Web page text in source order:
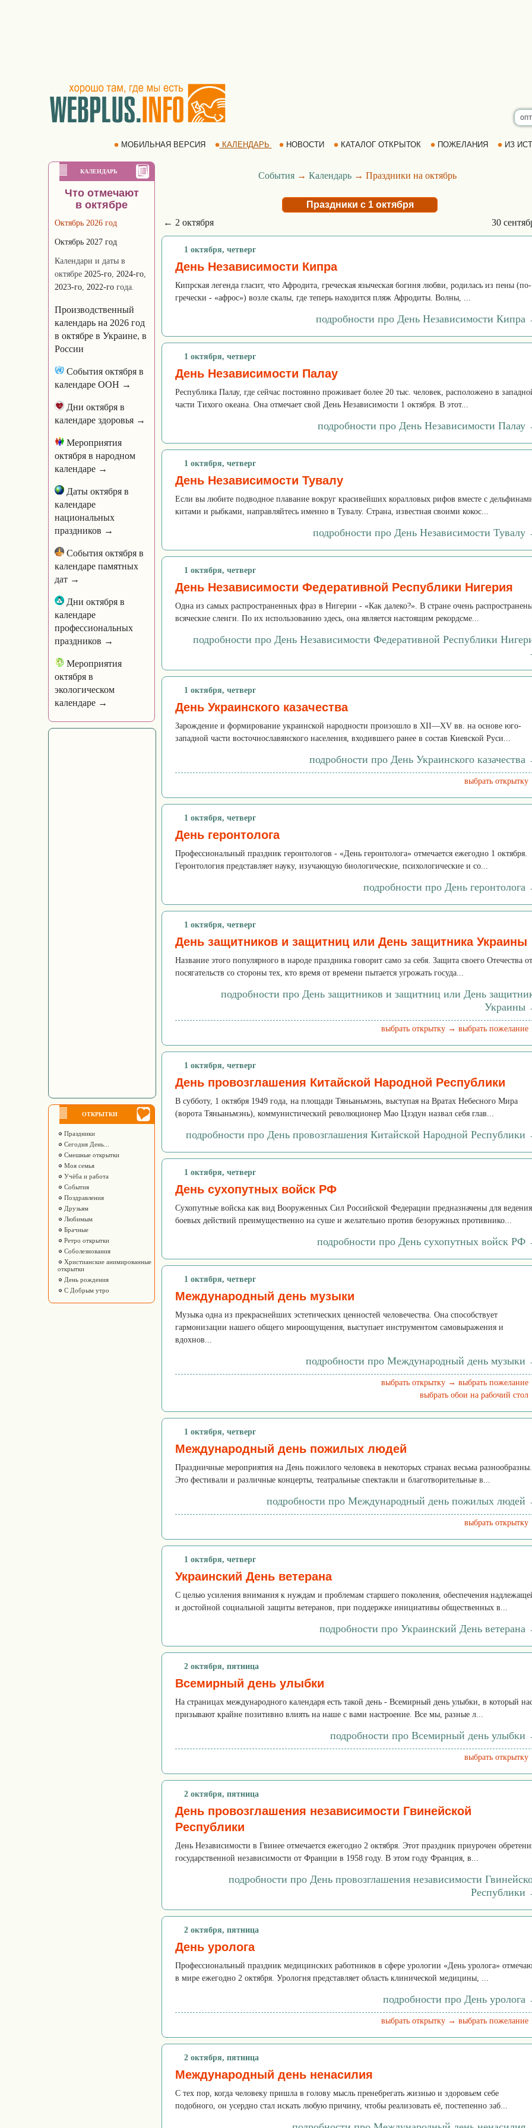
МОБИЛЬНАЯ ВЕРСИЯ КАЛЕНДАРЬ НОВОСТИ КАТАЛОГ ОТКРЫТОК ПОЖЕЛАНИЯ ИЗ
КАЛЕНДАРЬ
Что отмечают
в октябре
Октябрь 2026 год
Октябрь 2027 год
Календари и даты в
октябре 2025-го, 2024-го,
2023-го, 2022-го года.
Производственный
календарь на 2026 год
в октябре в Украине, в
России
События октября в
календаре ООН →
Дни октября в
календаре здоровья →
Мероприятия
октября в народном
календаре →
Даты октября в
календаре
национальных
праздников →
События октября в
календаре памятных
дат →
Дни октября в
календаре
профессиональных
праздников →
Мероприятия
октября в
экологическом
календаре →
ОТКРЫТКИ
Праздники
Сегодня День...
Смешные открытки
Моя семья
Учёба и работа
События
Поздравления
Друзьям
Любимым
Брачные
Ретро открытки
Соболезнования
Христианские анимированные
открытки
День рождения
С Добрым утро
События → Календарь → Праздники на октябрь
Праздники с 1 октября
← 2 октября
30
1 октября, четверг
День Независимости Кипра
Кипрская легенда гласит, что Афродита, греческая языческая богиня любви, родилась из пены (по-
гречески - «афрос») возле скалы, где теперь находится пляж Афродиты. Волны, ...
подробности про День Независимости Кипра
1 октября, четверг
День Независимости Палау
Республика Палау, где сейчас постоянно проживает более 20 тыс. человек, расположено в
части Тихого океана. Она отмечает свой День Независимости 1 октября. В этот...
подробности про День Независимости Палау
1 октября, четверг
День Независимости Тувалу
Если вы любите подводное плавание вокруг красивейших коралловых рифов вместе с
китами и рыбками, направляйтесь именно в Тувалу. Страна, известная своими кокос...
подробности про День Независимости Тувалу
1 октября, четверг
День Независимости Федеративной Республики Нигерия
Одна из самых распространенных фраз в Нигерии - «Как далеко?». В стране очень
всяческие сленги. По их использованию здесь, она является настоящим рекордсме...
подробности про День Независимости Федеративной Республики
1 октября, четверг
День Украинского казачества
Зарождение и формирование украинской народности произошло в XII—XV вв. на основе юго-
западной части восточнославянского населения, входившего ранее в состав Киевской Руси...
подробности про День Украинского казачества
выбрать
1 октября, четверг
День геронтолога
Профессиональный праздник геронтологов - «День геронтолога» отмечается ежегодно 1 октября.
Геронтология представляет науку, изучающую биологические, психологические и со...
подробности про День геронтолога
1 октября, четверг
День защитников и защитниц или День защитника Украины
Название этого популярного в народе праздника говорит само за себя. Защита своего Отечества от
посягательств со стороны тех, кто время от времени пытается угрожать госуда...
подробности про День защитников и защитниц или День
Украины
выбрать открытку → выбрать
1 октября, четверг
День провозглашения Китайской Народной Республики
В субботу, 1 октября 1949 года, на площади Тяньаньмэнь, выступая на Вратах Небесного Мира
(ворота Тяньаньмэнь), коммунистический революционер Мао Цзэдун назвал себя глав...
подробности про День провозглашения Китайской Народной Республики
1 октября, четверг
День сухопутных войск РФ
Сухопутные войска как вид Вооруженных Сил Российской Федерации предназначены для ведения
боевых действий преимущественно на суше и желательно против безоружных противнико...
подробности про День сухопутных войск РФ
1 октября, четверг
Международный день музыки
Музыка одна из прекраснейших эстетических ценностей человечества. Она способствует
гармонизации нашего общего мироощущения, выступает инструментом самовыражения и
вдохнов...
подробности про Международный день музыки
выбрать открытку → выбрать
выбрать обои на рабочий
1 октября, четверг
Международный день пожилых людей
Праздничные мероприятия на День пожилого человека в некоторых странах весьма разнообразны.
Это фестивали и различные концерты, театральные спектакли и благотворительные в...
подробности про Международный день пожилых людей
выбрать
1 октября, четверг
Украинский День ветерана
С целью усиления внимания к нуждам и проблемам старшего поколения, обеспечения
и достойной социальной защиты ветеранов, при поддержке инициативы общественных в...
подробности про Украинский День ветерана
2 октября, пятница
Всемирный день улыбки
На страницах международного календаря есть такой день - Всемирный день улыбки, в который
призывают крайне позитивно влиять на наше с вами настроение. Все мы, разные л...
подробности про Всемирный день улыбки
выбрать
2 октября, пятница
День провозглашения независимости Гвинейской
Республики
День Независимости в Гвинее отмечается ежегодно 2 октября. Этот праздник приурочен
государственной независимости от Франции в 1958 году. В этом году Франция, в...
подробности про День провозглашения независимости
Республики
2 октября, пятница
День уролога
Профессиональный праздник медицинских работников в сфере урологии «День уролога»
в мире ежегодно 2 октября. Урология представляет область клинической медицины, ...
подробности про День уролога
выбрать открытку → выбрать
2 октября, пятница
Международный день ненасилия
С тех пор, когда человеку пришла в голову мысль пренебрегать жизнью и здоровьем себе
подобного, он усердно стал искать любую причину, чтобы реализовать её, постепенно заб...